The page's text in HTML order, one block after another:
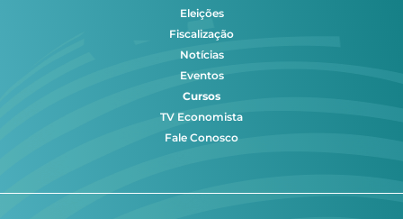
Eleições
Fiscalização
Notícias
Eventos
Cursos
TV Economista
Fale Conosco